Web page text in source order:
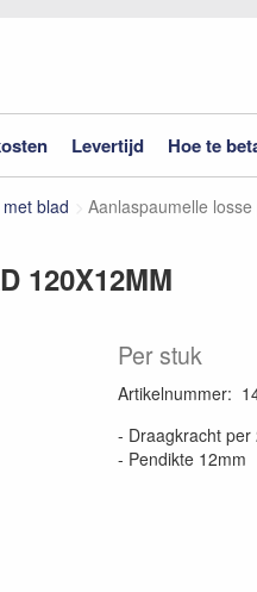
Levertijd Hoe te
blad Aanlaspaumelle
120X12MM
Per stuk
Artikelnummer:
- Draagkracht per
- Pendikte 12mm